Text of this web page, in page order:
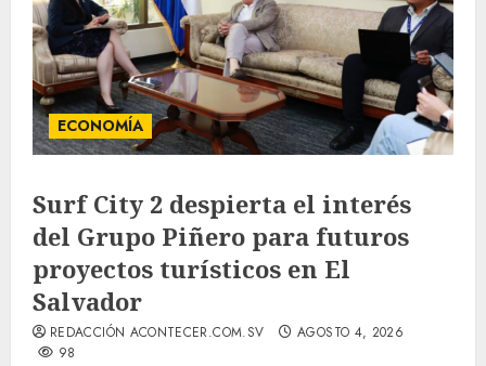
ECONOMÍA
Surf City 2 despierta el interés
del Grupo Piñero para futuros
proyectos turísticos en El
Salvador
REDACCIÓN ACONTECER.COM.SV
AGOSTO 4, 2026
98